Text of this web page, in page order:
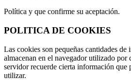
Política y que confirme su aceptación.
POLITICA DE COOKIES
Las cookies son pequeñas cantidades de
almacenan en el navegador utilizado por
servidor recuerde cierta información que
utilizar.